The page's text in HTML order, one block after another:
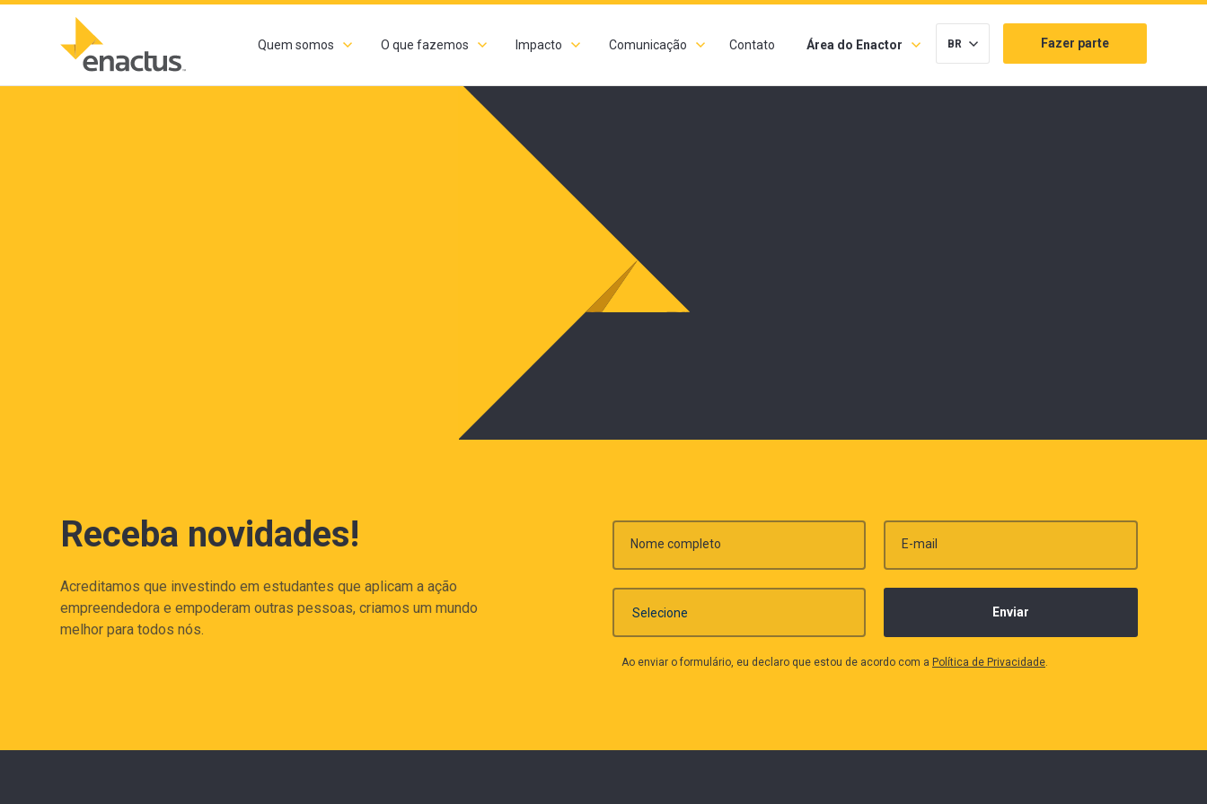
Quem somos O que fazemos Impacto Comunicação Contato Área do Enactor Fazer parte
BR
Receba novidades!
Acreditamos que investindo em estudantes que aplicam a ação
empreendedora e empoderam outras pessoas, criamos um mundo
melhor para todos nós.
Nome completo E-mail
Ao enviar o formulário, eu declaro que estou de acordo com a Política de Privacidade.